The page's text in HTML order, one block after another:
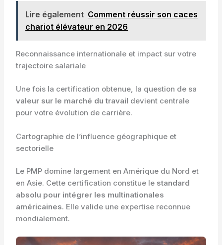
Lire également Comment réussir son caces
chariot élévateur en 2026
Reconnaissance internationale et impact sur votre
trajectoire salariale
Une fois la certification obtenue, la question de sa
valeur sur le marché du travail devient centrale
pour votre évolution de carrière.
Cartographie de l’influence géographique et
sectorielle
Le PMP domine largement en Amérique du Nord et
en Asie. Cette certification constitue le standard
absolu pour intégrer les multinationales
américaines. Elle valide une expertise reconnue
mondialement.